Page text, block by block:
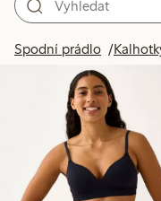
Spodní prádlo